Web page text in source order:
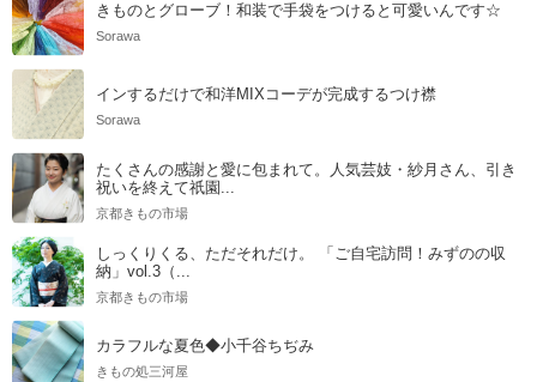
きものとグローブ！和装で手袋をつけると可愛いんです☆
Sorawa
インするだけで和洋MIXコーデが完成するつけ襟
Sorawa
たくさんの感謝と愛に包まれて。人気芸妓・紗月さん、引き
祝いを終えて祇園...
京都きもの市場
しっくりくる、ただそれだけ。 「ご自宅訪問！みずのの収
納」vol.3（...
京都きもの市場
カラフルな夏色◆小千谷ちぢみ
きもの処三河屋